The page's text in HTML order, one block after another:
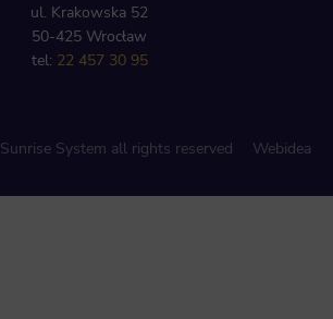
ul. Krakowska 52
50-425 Wrocław
tel: 22 457 30 95
System all rights reserved Webidea